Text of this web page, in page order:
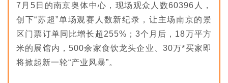
7月5日的南京奥体中心，现场观众人数60396人，
创下“苏超”单场观赛人数新纪录，让主场南京的景
区门票订单同比增长超255%；3个月后，18万平方
米的展馆内，500余家食饮龙头企业、30万*买家即
将掀起新一轮“产业风暴”。